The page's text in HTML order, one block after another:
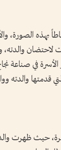
بهذه الصورة،
لاحتضان
الأسرة في
قدمتها والدته
حيث ظهرت